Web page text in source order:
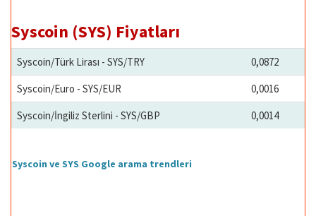
Syscoin (SYS) Fiyatları
Syscoin/Türk Lirası - SYS/TRY
0,0872
Syscoin/Euro - SYS/EUR
0,0016
Syscoin/İngiliz Sterlini - SYS/GBP
0,0014
Syscoin ve SYS Google arama trendleri